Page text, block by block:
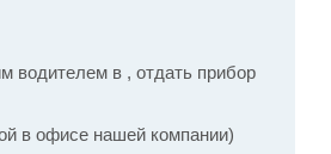
водителем в , отдать прибор
в офисе нашей компании)